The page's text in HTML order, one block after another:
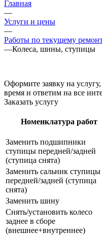
Главная
—
Услуги и цены
—
Работы по текущему
—Колеса, шины, ступицы
Оформите заявку на
время и ответим на все
Заказать услугу
Номенклатура работ
Заменить подшипники
ступицы передней/задней
(ступица снята)
Заменить сальник ступицы
передней/задней (ступица
снята)
Заменить шину
Снять/установить колесо
заднее в сборе
(внешнее+внутреннее)